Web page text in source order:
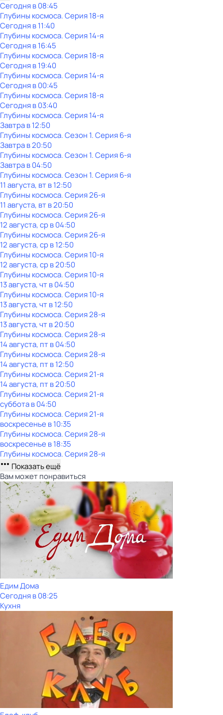
Сегодня в 08:45
Глубины космоса. Серия 18-я
Сегодня в 11:40
Глубины космоса. Серия 14-я
Сегодня в 16:45
Глубины космоса. Серия 18-я
Сегодня в 19:40
Глубины космоса. Серия 14-я
Сегодня в 00:45
Глубины космоса. Серия 18-я
Сегодня в 03:40
Глубины космоса. Серия 14-я
Завтра в 12:50
Глубины космоса. Сезон 1. Серия 6-я
Завтра в 20:50
Глубины космоса. Сезон 1. Серия 6-я
Завтра в 04:50
Глубины космоса. Сезон 1. Серия 6-я
11 августа, вт в 12:50
Глубины космоса. Серия 26-я
11 августа, вт в 20:50
Глубины космоса. Серия 26-я
12 августа, ср в 04:50
Глубины космоса. Серия 26-я
12 августа, ср в 12:50
Глубины космоса. Серия 10-я
12 августа, ср в 20:50
Глубины космоса. Серия 10-я
13 августа, чт в 04:50
Глубины космоса. Серия 10-я
13 августа, чт в 12:50
Глубины космоса. Серия 28-я
13 августа, чт в 20:50
Глубины космоса. Серия 28-я
14 августа, пт в 04:50
Глубины космоса. Серия 28-я
14 августа, пт в 12:50
Глубины космоса. Серия 21-я
14 августа, пт в 20:50
Глубины космоса. Серия 21-я
субботав04:50
Глубины космоса. Серия 21-я
воскресенье в10:35
Глубины космоса. Серия 28-я
воскресенье в18:35
Глубины космоса. Серия 28-я
Показать ещё
Вам может понравиться
Едим Дома
Сегодня в 08:25
Кухня